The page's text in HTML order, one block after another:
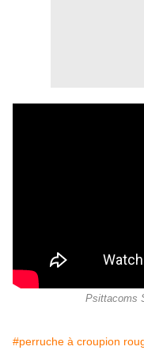
Psittacoms
#perruche à croupion